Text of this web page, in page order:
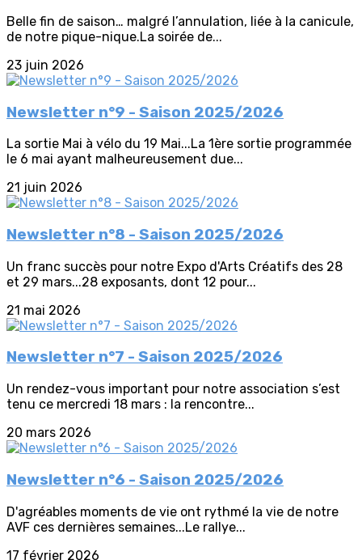
Belle fin de saison… malgré l’annulation, liée à la canicule,
de notre pique-nique.La soirée de...
23 juin 2026
Newsletter n°9 - Saison 2025/2026
La sortie Mai à vélo du 19 Mai...La 1ère sortie programmée
le 6 mai ayant malheureusement due...
21 juin 2026
Newsletter n°8 - Saison 2025/2026
Un franc succès pour notre Expo d'Arts Créatifs des 28
et 29 mars...28 exposants, dont 12 pour...
21 mai 2026
Newsletter n°7 - Saison 2025/2026
Un rendez-vous important pour notre association s’est
tenu ce mercredi 18 mars : la rencontre...
20 mars 2026
Newsletter n°6 - Saison 2025/2026
D'agréables moments de vie ont rythmé la vie de notre
AVF ces dernières semaines...Le rallye...
17 février 2026